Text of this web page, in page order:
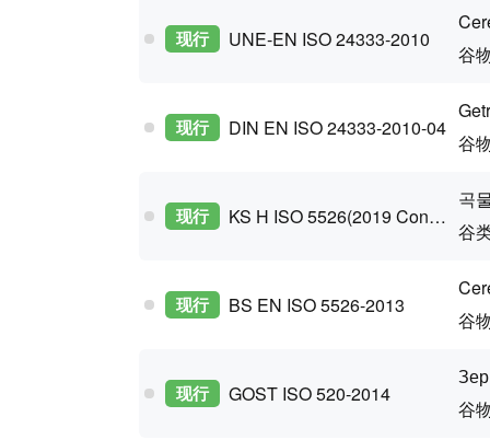
现行 UNE-EN ISO 24333-2010
谷
现行 DIN EN ISO 24333-2010-04
谷
现行 KS H ISO 5526(2019 Confirm)
곡
谷
现行 BS EN ISO 5526-2013
谷
现行 GOST ISO 520-2014
谷